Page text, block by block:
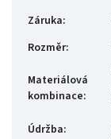
Záruka:
Rozměr:
Materiálová
kombinace:
Údržba: